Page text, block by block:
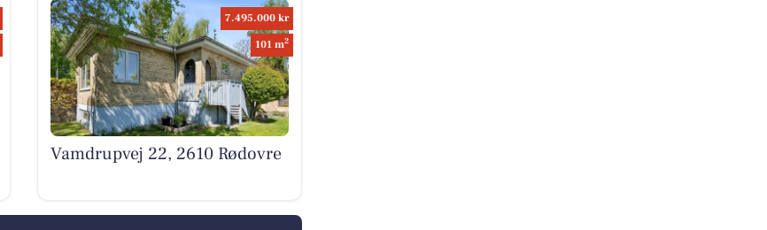
7.495.000 kr
101 m2
Vamdrupvej 22, 2610 Rødovre